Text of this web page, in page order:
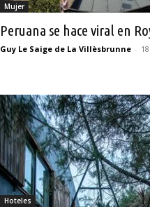
Mujer
Peruana se hace viral en
Guy Le Saige de La Villèsbrunne -
Hoteles